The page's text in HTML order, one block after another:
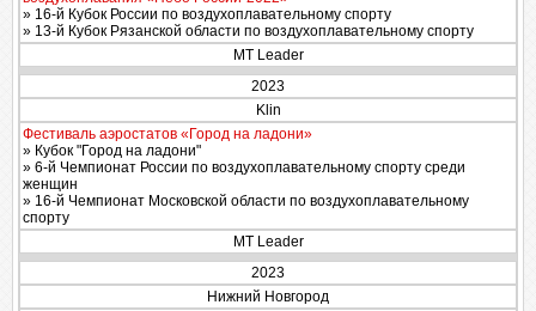
» 16-й Кубок России по воздухоплавательному спорту
» 13-й Кубок Рязанской области по воздухоплавательному спорту
MT Leader
2023
Klin
Фестиваль аэростатов «Город на ладони»
» Кубок "Город на ладони"
» 6-й Чемпионат России по воздухоплавательному спорту среди
женщин
» 16-й Чемпионат Московской области по воздухоплавательному
спорту
MT Leader
2023
Нижний Новгород